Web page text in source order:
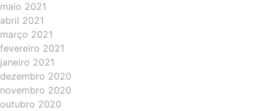
maio 2021
abril 2021
março 2021
fevereiro 2021
janeiro 2021
dezembro 2020
novembro 2020
outubro 2020